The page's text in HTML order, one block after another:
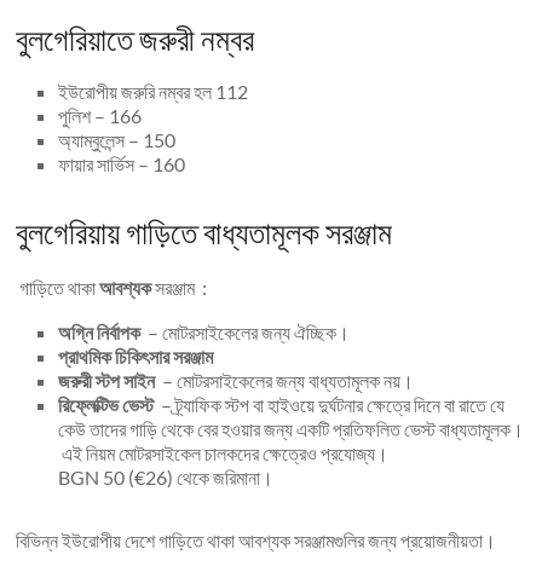
বুলগেরিয়াতে জরুরী নম্বর
ইউরোপীয় জরুরি নম্বর হল 112
পুলিশ – 166
অ্যাম্বুলেন্স – 150
ফায়ার সার্ভিস – 160
বুলগেরিয়ায় গাড়িতে বাধ্যতামূলক সরঞ্জাম
গাড়িতে থাকাআবশ্যকসরঞ্জাম :
অগ্নি নির্বাপক– মোটরসাইকেলের জন্য ঐচ্ছিক।
প্রাথমিক চিকিৎসার সরঞ্জাম
জরুরী স্টপ সাইন– মোটরসাইকেলের জন্য বাধ্যতামূলক নয়।
রিফ্লেক্টিভ ভেস্ট– ট্র্যাফিক স্টপ বা হাইওয়ে দুর্ঘটনার ক্ষেত্রে দিনে বা রাতে যে
কেউ তাদের গাড়ি থেকে বের হওয়ার জন্য একটি প্রতিফলিত ভেস্ট বাধ্যতামূলক।
এই নিয়ম মোটরসাইকেল চালকদের ক্ষেত্রেও প্রযোজ্য।
BGN 50 (€26) থেকে জরিমানা।
বিভিন্ন ইউরোপীয় দেশে গাড়িতে থাকা আবশ্যক সরঞ্জামগুলির জন্য প্রয়োজনীয়তা।